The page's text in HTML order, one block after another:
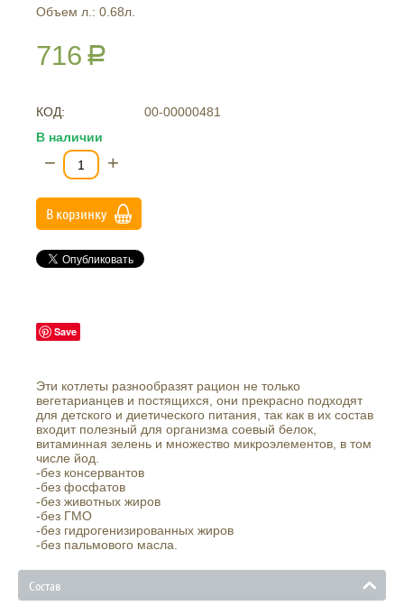
Объем л.: 0.68л.
716 Р
КОД:
00-00000481
В наличии
− +
В корзинку
Save
Эти котлеты разнообразят рацион не только
вегетарианцев и постящихся, они прекрасно подходят
для детского и диетического питания, так как в их состав
входит полезный для организма соевый белок,
витаминная зелень и множество микроэлементов, в том
числе йод.
-без консервантов
-без фосфатов
-без животных жиров
-без ГМО
-без гидрогенизированных жиров
-без пальмового масла.
Состав